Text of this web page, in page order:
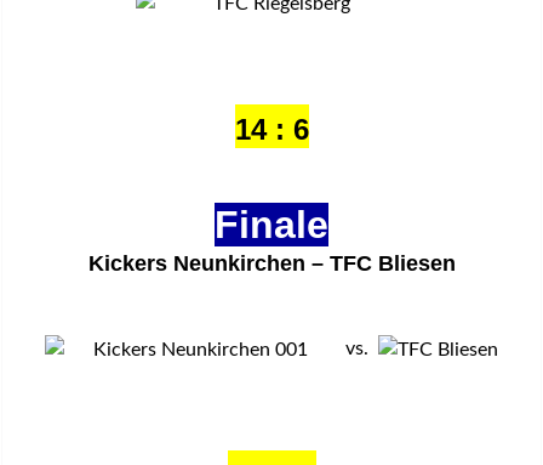
14 : 6
Finale
Kickers Neunkirchen – TFC Bliesen
vs.